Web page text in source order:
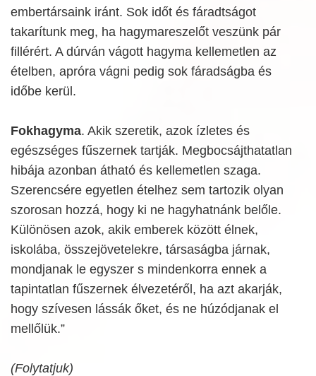
embertársaink iránt. Sok időt és fáradtságot
takarítunk meg, ha hagymareszelőt veszünk pár
fillérért. A dúrván vágott hagyma kellemetlen az
ételben, apróra vágni pedig sok fáradságba és
időbe kerül.
Fokhagyma. Akik szeretik, azok ízletes és
egészséges fűszernek tartják. Megbocsájthatatlan
hibája azonban átható és kellemetlen szaga.
Szerencsére egyetlen ételhez sem tartozik olyan
szorosan hozzá, hogy ki ne hagyhatnánk belőle.
Különösen azok, akik emberek között élnek,
iskolába, összejövetelekre, társaságba járnak,
mondjanak le egyszer s mindenkorra ennek a
tapintatlan fűszernek élvezetéről, ha azt akarják,
hogy szívesen lássák őket, és ne húzódjanak el
mellőlük.”
(Folytatjuk)